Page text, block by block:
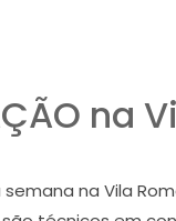
na
na Vila